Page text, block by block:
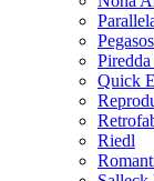
Quick
Riedl